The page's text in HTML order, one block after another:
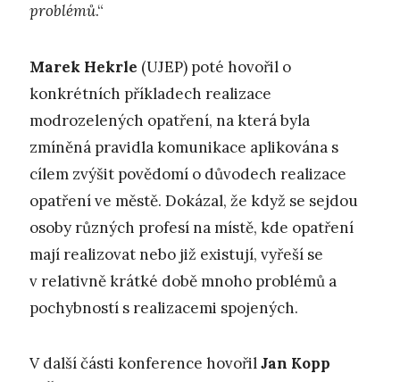
problémů.“
Marek Hekrle (UJEP) poté hovořil o
konkrétních příkladech realizace
modrozelených opatření, na která byla
zmíněná pravidla komunikace aplikována s
cílem zvýšit povědomí o důvodech realizace
opatření ve městě. Dokázal, že když se sejdou
osoby různých profesí na místě, kde opatření
mají realizovat nebo již existují, vyřeší se
v relativně krátké době mnoho problémů a
pochybností s realizacemi spojených.
V další části konference hovořilJan Kopp